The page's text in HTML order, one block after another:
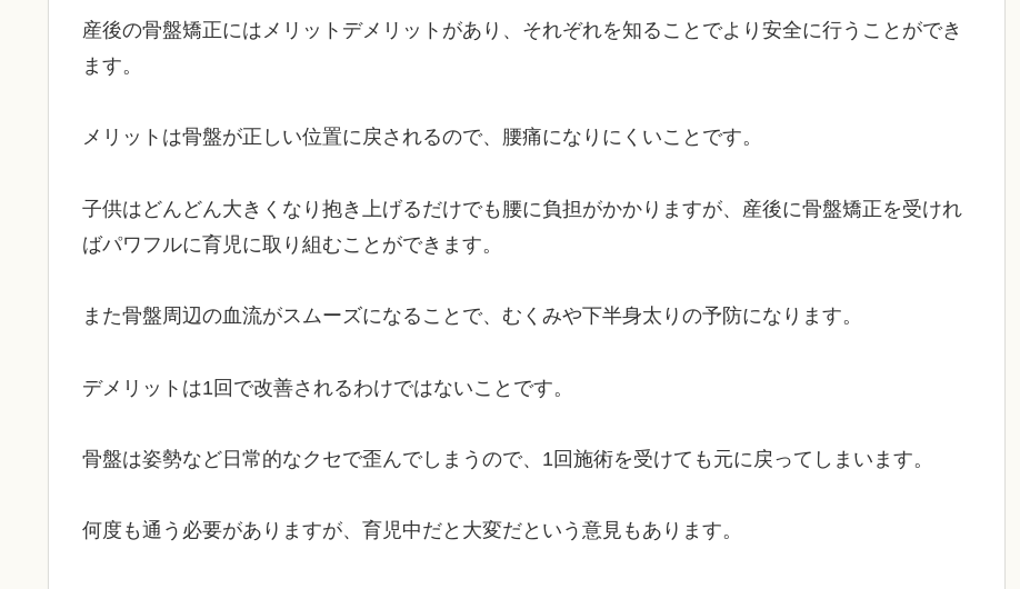
産後の骨盤矯正にはメリットデメリットがあり、それぞれを知ることでより安全に行うことができ
ます。
メリットは骨盤が正しい位置に戻されるので、腰痛になりにくいことです。
子供はどんどん大きくなり抱き上げるだけでも腰に負担がかかりますが、産後に骨盤矯正を受けれ
ばパワフルに育児に取り組むことができます。
また骨盤周辺の血流がスムーズになることで、むくみや下半身太りの予防になります。
デメリットは1回で改善されるわけではないことです。
骨盤は姿勢など日常的なクセで歪んでしまうので、1回施術を受けても元に戻ってしまいます。
何度も通う必要がありますが、育児中だと大変だという意見もあります。